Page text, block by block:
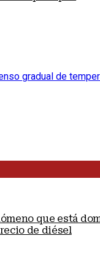
gradual de
que está
de diésel